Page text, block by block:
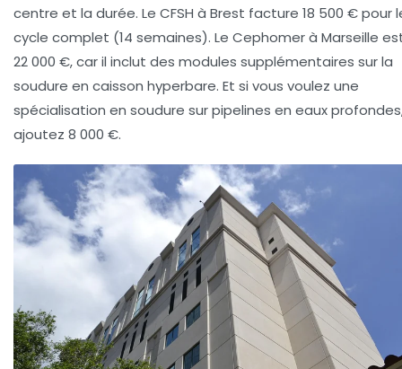
centre et la durée. Le CFSH à Brest facture 18 500 € pour
cycle complet (14 semaines). Le Cephomer à Marseille
22 000 €, car il inclut des modules supplémentaires sur la
soudure en caisson hyperbare. Et si vous voulez une
spécialisation en soudure sur pipelines en eaux
ajoutez 8 000 €.